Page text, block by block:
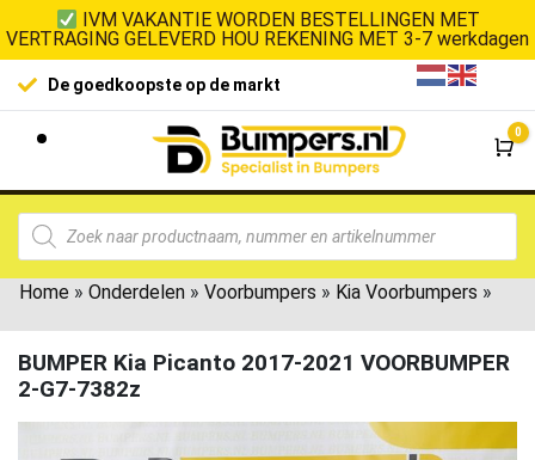
IVM VAKANTIE WORDEN BESTELLINGEN MET
VERTRAGING GELEVERD HOU REKENING MET 3-7 werkdagen
De goedkoopste op de markt
0
Home » Onderdelen » Voorbumpers » Kia Voorbumpers »
BUMPER Kia Picanto 2017-2021 VOORBUMPER
2-G7-7382z